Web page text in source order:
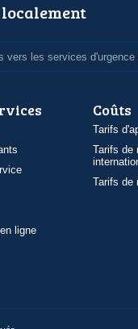
vers les services d'urgence
ligne
Coûts
Tarifs
Tarifs de
Tarifs de